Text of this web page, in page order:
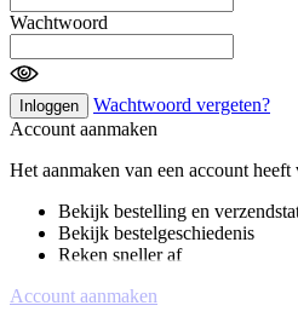
Wachtwoord
Inloggen
Wachtwoord vergeten?
Account aanmaken
Het aanmaken van een account heeft
Bekijk bestelling en
Bekijk bestelgeschiedenis
Reken sneller af
Account aanmaken